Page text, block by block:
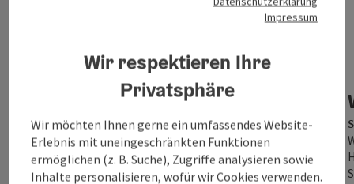
©
Silvester im Miraverde****
Impressum
Wir respektieren Ihre
Privatsphäre
Wir möchten Ihnen gerne ein umfassendes Website-
Erlebnis mit uneingeschränkten Funktionen
ermöglichen (z. B. Suche), Zugriffe analysieren sowie
Inhalte personalisieren, wofür wir Cookies verwenden.